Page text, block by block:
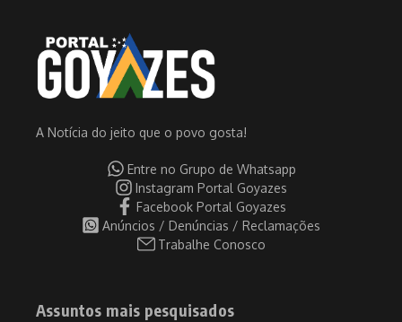
A Notícia do jeito que o povo gosta!
Entre no Grupo de Whatsapp
Instagram Portal Goyazes
Facebook Portal Goyazes
Anúncios / Denúncias / Reclamações
Trabalhe Conosco
Assuntos mais pesquisados